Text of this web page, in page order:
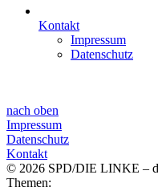
Kontakt
Impressum
Datenschutz
nach oben
Impressum
Datenschutz
Kontakt
© 2026 SPD/DIE LINKE –
Themen: